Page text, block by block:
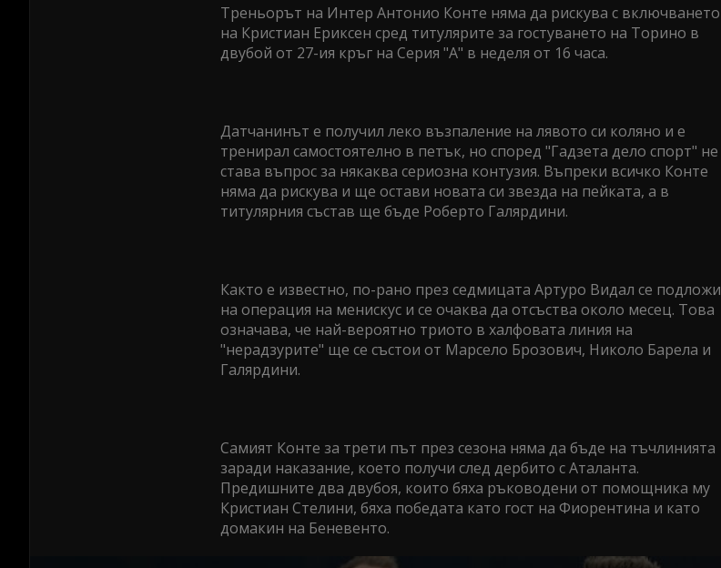
Треньорът на Интер Антонио Конте няма да рискува с включването
на Кристиан Ериксен сред титулярите за гостуването на Торино в
двубой от 27-ия кръг на Серия "А" в неделя от 16 часа.
Датчанинът е получил леко възпаление на лявото си коляно и е
тренирал самостоятелно в петък, но според "Гадзета дело спорт" не
става въпрос за някаква сериозна контузия. Въпреки всичко Конте
няма да рискува и ще остави новата си звезда на пейката, а в
титулярния състав ще бъде Роберто Галярдини.
Както е известно, по-рано през седмицата Артуро Видал се подложи
на операция на менискус и се очаква да отсъства около месец. Това
означава, че най-вероятно триото в халфовата линия на
"нерадзурите" ще се състои от Марсело Брозович, Николо Барела и
Галярдини.
Самият Конте за трети път през сезона няма да бъде на тъчлинията
заради наказание, което получи след дербито с Аталанта.
Предишните два двубоя, които бяха ръководени от помощника му
Кристиан Стелини, бяха победата като гост на Фиорентина и като
домакин на Беневенто.